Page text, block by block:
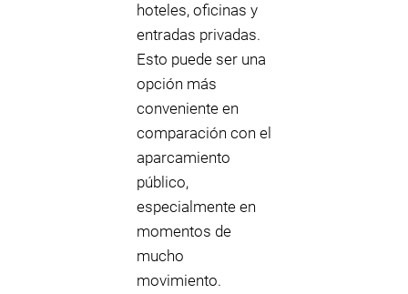
hoteles, oficinas y
entradas privadas.
Esto puede ser una
opción más
conveniente en
comparación con el
aparcamiento
público,
especialmente en
momentos de
mucho
movimiento.